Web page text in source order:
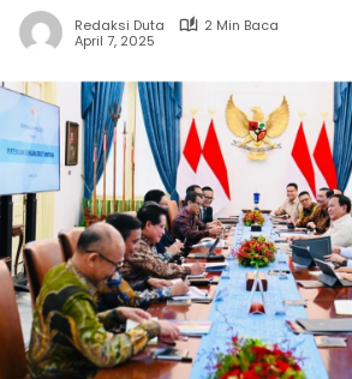
Redaksi Duta
2 Min Baca
April 7, 2025